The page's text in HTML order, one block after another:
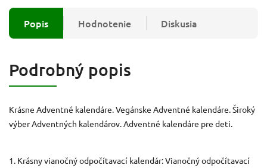
Popis Hodnotenie Diskusia
Podrobný popis
Krásne Adventné kalendáre. Vegánske Adventné kalendáre. Široký
výber Adventných kalendárov. Adventné kalendáre pre deti.
1. Krásny vianočný odpočítavací kalendár: Vianočný odpočítavací